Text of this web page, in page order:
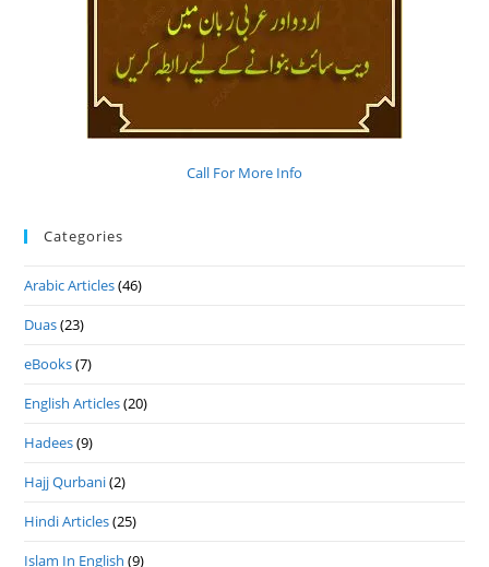
Call For More Info
Categories
Arabic Articles(46)
Duas(23)
eBooks(7)
English Articles(20)
Hadees(9)
Hajj Qurbani(2)
Hindi Articles(25)
Islam In English (9)